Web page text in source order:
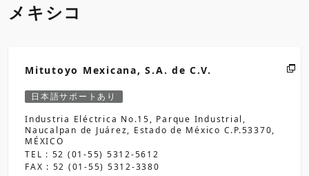
メキシコ
Mitutoyo Mexicana, S.A. de C.V.
日本語サポートあり
Industria Eléctrica No.15, Parque Industrial,
Naucalpan de Juárez, Estado de México C.P.53370,
MÉXICO
TEL : 52 (01-55) 5312-5612
FAX : 52 (01-55) 5312-3380